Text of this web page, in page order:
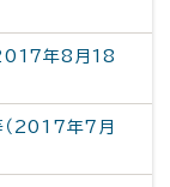
2017年8月18
（2017年7月